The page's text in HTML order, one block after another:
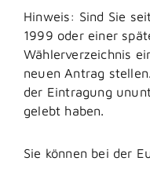
Hinweis: Sind Sie
1999 oder einer
Wählerverzeichnis
neuen Antrag
der Eintragung
gelebt haben.
Sie können bei der